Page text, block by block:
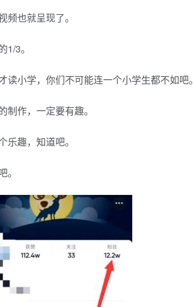
也就呈现了。
3。
小学，你们不可能连一个小学生都不如吧。
作，一定要有趣。
趣，知道吧。